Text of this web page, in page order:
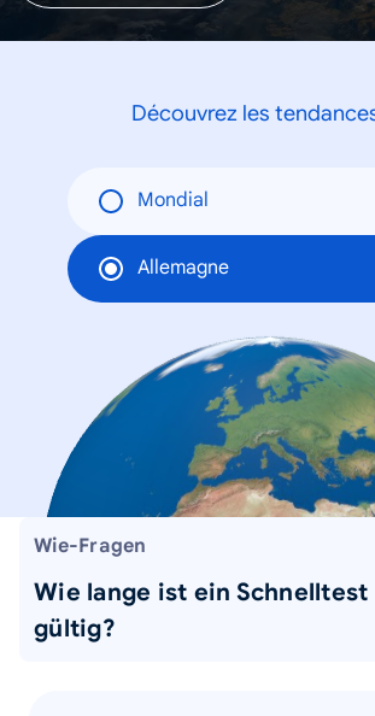
Découvrez les
Mondial
Allemagne
Wie-Fragen
Wie lange ist ein Schnelltest
gültig?